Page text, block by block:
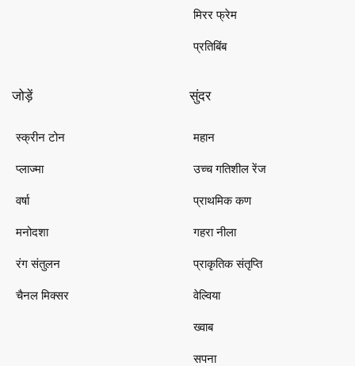
मिरर फ्रेम
प्रतिबिंब
जोड़ें
स्क्रीन टोन
प्लाज्मा
वर्षा
मनोदशा
रंग संतुलन
चैनल मिक्सर
सुंदर
महान
उच्च गतिशील रेंज
प्राथमिक कण
गहरा नीला
प्राकृतिक संतृप्ति
वेल्विया
ख्वाब
सपना